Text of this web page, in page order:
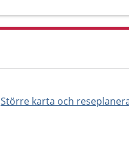
Större karta och